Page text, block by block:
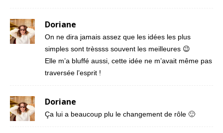
Doriane
On ne dira jamais assez que les idées les plus
simples sont trèssss souvent les meilleures 😉
Elle m’a bluffé aussi, cette idée ne m’avait même pas
traversée l’esprit !
Doriane
Ça lui a beaucoup plu le changement de rôle 🙂